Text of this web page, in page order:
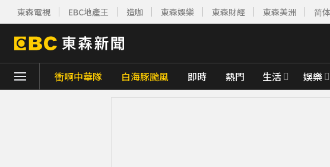
東森電視 EBC地產王 造咖 東森娛樂 東森財經 東森美洲 简体
衝啊中華隊 白海豚颱風 即時 熱門 生活 娛樂